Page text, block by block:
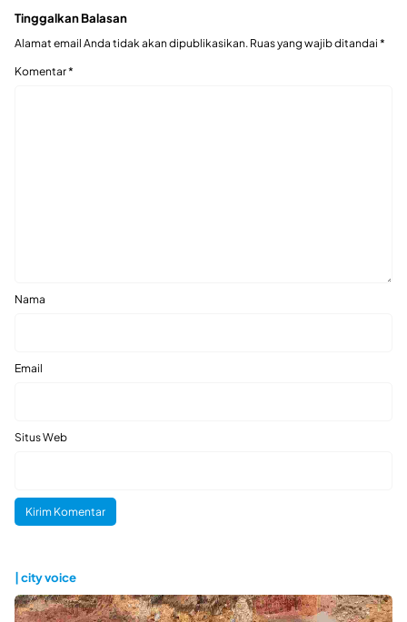
Tinggalkan Balasan
Alamat email Anda tidak akan dipublikasikan. Ruas yang wajib ditandai *
Komentar*
Nama
Email
Situs Web
| city voice